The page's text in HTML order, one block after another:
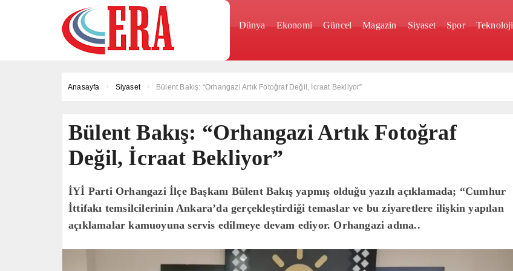
Dünya Ekonomi Güncel Magazin Siyaset Spor Teknoloji
Anasayfa Siyaset Bülent Bakış: “Orhangazi Artık Fotoğraf Değil, İcraat Bekliyor”
Bülent Bakış: “Orhangazi Artık Fotoğraf
Değil, İcraat Bekliyor”
İYİ Parti Orhangazi İlçe Başkanı Bülent Bakış yapmış olduğu yazılı açıklamada; “Cumhur
İttifakı temsilcilerinin Ankara’da gerçekleştirdiği temaslar ve bu ziyaretlere ilişkin yapılan
açıklamalar kamuoyuna servis edilmeye devam ediyor. Orhangazi adına..